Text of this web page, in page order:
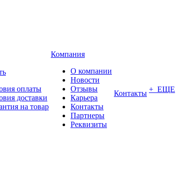
оплаты
доставки
на товар
Компания
О компании
Новости
Отзывы
Карьера
Контакты
Партнеры
Реквизиты
Контакты + ЕЩЕ